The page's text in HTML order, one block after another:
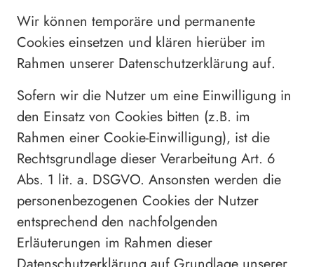
Wir können temporäre und permanente
Cookies einsetzen und klären hierüber im
Rahmen unserer Datenschutzerklärung auf.
Sofern wir die Nutzer um eine Einwilligung in
den Einsatz von Cookies bitten (z.B. im
Rahmen einer Cookie-Einwilligung), ist die
Rechtsgrundlage dieser Verarbeitung Art. 6
Abs. 1 lit. a. DSGVO. Ansonsten werden die
personenbezogenen Cookies der Nutzer
entsprechend den nachfolgenden
Erläuterungen im Rahmen dieser